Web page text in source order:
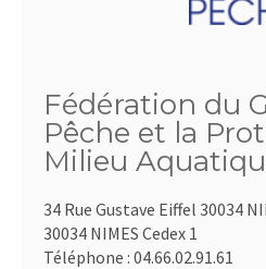
Fédération du
Pêche et la
Milieu
34 Rue Gustave Eiffel 30034
30034 NIMES Cedex 1
Téléphone : 04.66.02.91.61